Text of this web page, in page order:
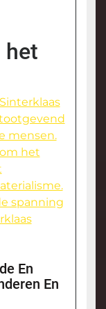
het
mensen.
het
spanning
En
En